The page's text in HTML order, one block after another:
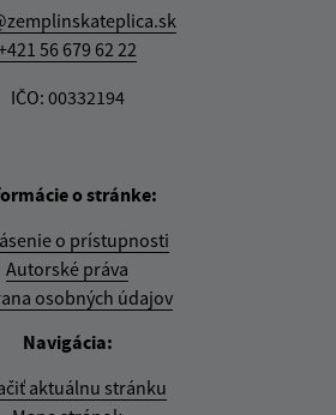
56 679 62 22
IČO: 00332194
o stránke:
o prístupnosti
Autorské práva
osobných údajov
Navigácia:
aktuálnu stránku